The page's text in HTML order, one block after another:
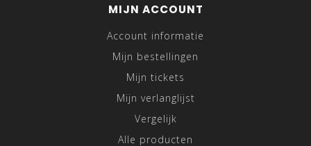
MIJN ACCOUNT
Account informatie
Mijn bestellingen
Mijn tickets
Mijn verlanglijst
Vergelijk
Alle producten